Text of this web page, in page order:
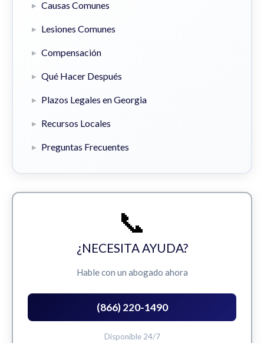
Causas Comunes
Lesiones Comunes
Compensación
Qué Hacer Después
Plazos Legales en Georgia
Recursos Locales
Preguntas Frecuentes
📞
¿NECESITA AYUDA?
Hable con un abogado ahora
(866) 220-1490
Disponible 24/7